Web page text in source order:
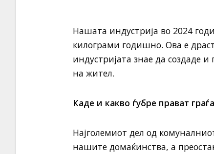
Нашата индустрија во 2024
килограми годишно. Ова е
индустријата знае да создаде
на жител.
Каде и какво ѓубре прават
Најголемиот дел од
нашите домаќинства, а